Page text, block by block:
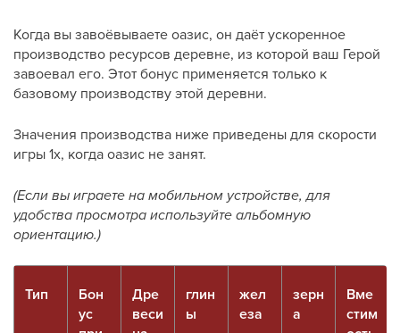
Когда вы завоёвываете оазис, он даёт ускоренное
производство ресурсов деревне, из которой ваш Герой
завоевал его. Этот бонус применяется только к
базовому производству этой деревни.
Значения производства ниже приведены для скорости
игры 1x, когда оазис не занят.
(Если вы играете на мобильном устройстве, для
удобства просмотра используйте альбомную
ориентацию.)
Тип
Бон
ус
Дре
веси
глин
ы
жел
еза
зерн
а
Вме
стим